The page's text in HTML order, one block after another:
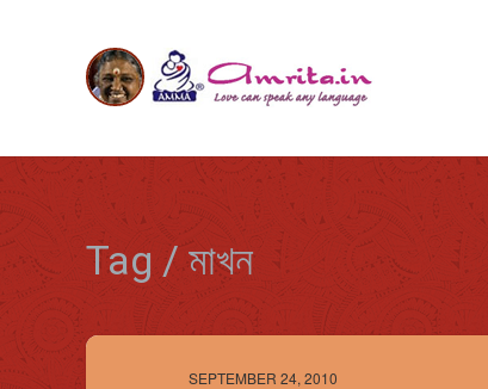
Tag / মাখন
SEPTEMBER 24, 2010